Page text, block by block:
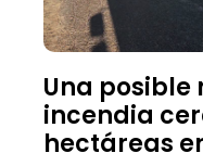
Una
incendia
hectáreas